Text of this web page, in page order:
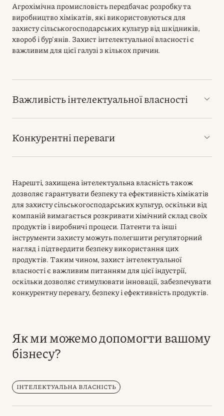
Агрохімічна промисловість передбачає розробку та
виробництво хімікатів, які використовуються для
захисту сільськогосподарських культур від шкідників,
хвороб і бур'янів. Захист інтелектуальної власності є
важливим для цієї галузі з кількох причин.
Важливість інтелектуальної власності
Конкурентні переваги
Нарешті, захищена інтелектуальна власність також
дозволяє гарантувати безпеку та ефективність хімікатів
для захисту сільськогосподарських культур, оскільки від
компаній вимагається розкривати хімічний склад своїх
продуктів і виробничі процеси. Патенти та інші
інструменти захисту можуть полегшити регуляторний
нагляд і підтвердити безпеку використання цих
продуктів. Таким чином, захист інтелектуальної
власності є важливим питанням для цієї індустрії,
оскільки дозволяє стимулювати інновації, забезпечувати
конкурентну перевагу, безпеку і ефективність продуктів.
Як ми можемо допомогти вашому
бізнесу?
ІНТЕЛЕКТУАЛЬНА ВЛАСНІСТЬ